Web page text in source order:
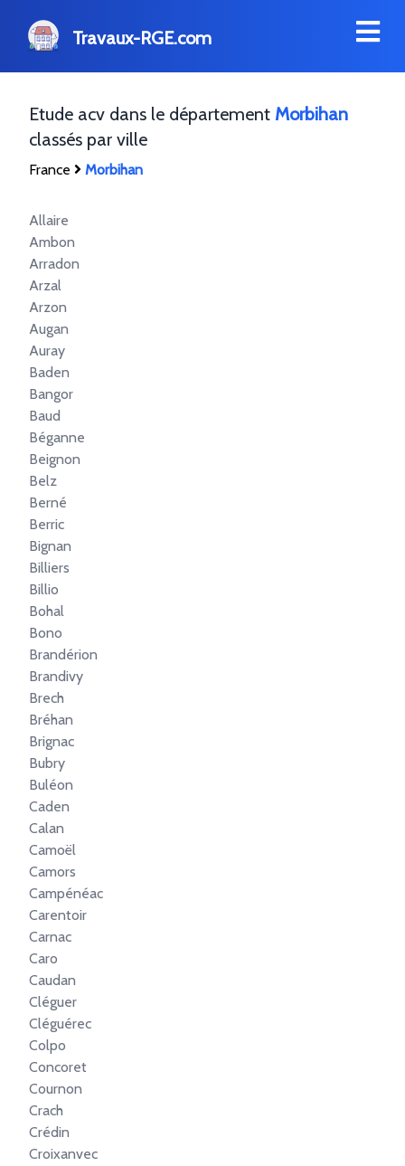
Travaux-RGE.com
Etude acv dans le département Morbihan
classés par ville
France Morbihan
Allaire
Ambon
Arradon
Arzal
Arzon
Augan
Auray
Baden
Bangor
Baud
Béganne
Beignon
Belz
Berné
Berric
Bignan
Billiers
Billio
Bohal
Bono
Brandérion
Brandivy
Brech
Bréhan
Brignac
Bubry
Buléon
Caden
Calan
Camoël
Camors
Campénéac
Carentoir
Carnac
Caro
Caudan
Cléguer
Cléguérec
Colpo
Concoret
Cournon
Crach
Crédin
Croixanvec